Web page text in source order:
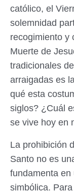
católico, el
solemnidad
recogimiento y
Muerte de
tradicionales
arraigadas es
qué esta
siglos? ¿Cuál
se vive hoy en
La prohibición
Santo no es
fundamenta
simbólica.